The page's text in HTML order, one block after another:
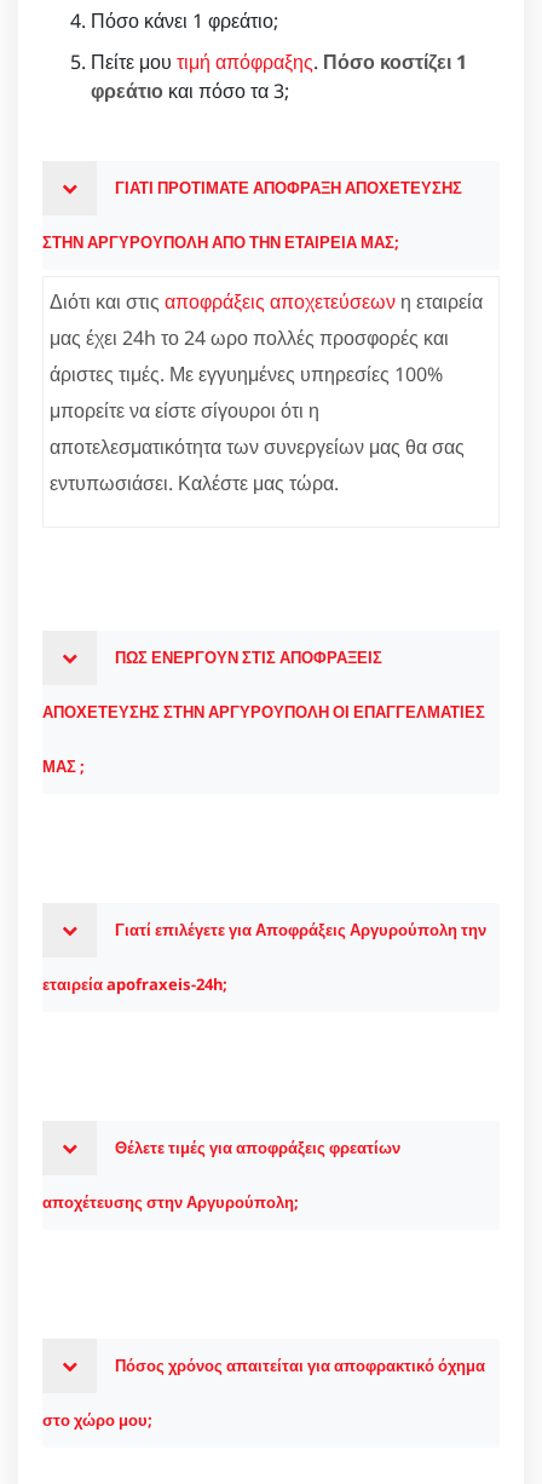
Πόσο κάνει 1 φρεάτιο;
Πείτε μου τιμή απόφραξης. Πόσο κοστίζει 1
φρεάτιο και πόσο τα 3;
ΓΙΑΤΙ ΠΡΟΤΙΜΑΤΕ ΑΠΟΦΡΑΞΗ ΑΠΟΧΕΤΕΥΣΗΣ
ΣΤΗΝ ΑΡΓΥΡΟΥΠΟΛΗ ΑΠΟ ΤΗΝ ΕΤΑΙΡΕΙΑ ΜΑΣ;
Διότι και στις αποφράξεις αποχετεύσεων η εταιρεία
μας έχει 24h το 24 ωρο πολλές προσφορές και
άριστες τιμές. Με εγγυημένες υπηρεσίες 100%
μπορείτε να είστε σίγουροι ότι η
αποτελεσματικότητα των συνεργείων μας θα σας
εντυπωσιάσει. Καλέστε μας τώρα.
ΠΩΣ ΕΝΕΡΓΟΥΝ ΣΤΙΣ ΑΠΟΦΡΑΞΕΙΣ
ΑΠΟΧΕΤΕΥΣΗΣ ΣΤΗΝ ΑΡΓΥΡΟΥΠΟΛΗ ΟΙ ΕΠΑΓΓΕΛΜΑΤΙΕΣ
ΜΑΣ ;
Γιατί επιλέγετε για Αποφράξεις Αργυρούπολη την
εταιρεία apofraxeis-24h;
Θέλετε τιμές για αποφράξεις φρεατίων
αποχέτευσης στην Αργυρούπολη;
Πόσος χρόνος απαιτείται για αποφρακτικό όχημα
στο χώρο μου;